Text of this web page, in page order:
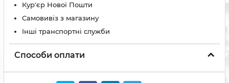
Кур'єр Нової Пошти
Самовивіз з магазину
Інші транспортні служби
Способи оплати